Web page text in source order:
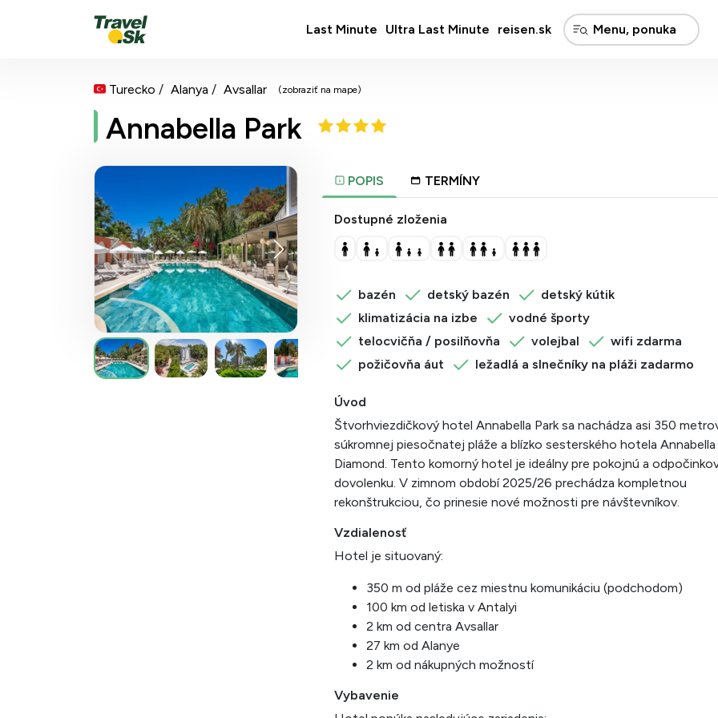
Last Minute Ultra Last Minute reisen.sk
Turecko Alanya Avsallar (zobraziť na mape)
Annabella Park
POPIS TERMÍNY
Dostupné zloženia
bazén detský bazén
detský kútik
klimatizácia na izbe
vodné športy
telocvičňa / posilňovňa
volejbal
wifi zdarma
požičovňa áut
ležadlá a slnečníky na pláži zadarmo
Úvod
Štvorhviezdičkový hotel Annabella Park sa nachádza asi 350
súkromnej piesočnatej pláže a blízko sesterského hotela Annabella
Diamond. Tento komorný hotel je ideálny pre pokojnú a
dovolenku. V zimnom období 2025/26 prechádza kompletnou
rekonštrukciou, čo prinesie nové možnosti pre návštevníkov.
Vzdialenosť
Hotel je situovaný:
350 m od pláže cez miestnu komunikáciu (podchodom)
100 km od letiska v Antalyi
2 km od centra Avsallar
27 km od Alanye
2 km od nákupných možností
Vybavenie